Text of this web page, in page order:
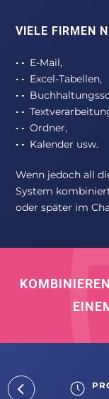
VIELE FIRMEN
E-Mail,
Excel-Tabellen,
Ordner,
Kalender usw.
Wenn jedoch all
System
oder später im